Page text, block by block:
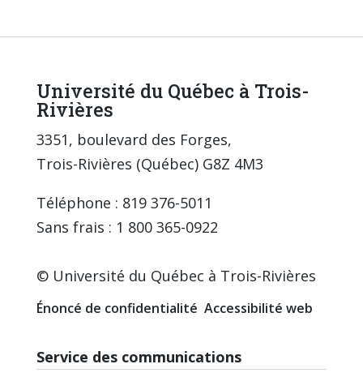
Université du Québec à Trois-
Rivières
3351, boulevard des Forges,
Trois-Rivières (Québec) G8Z 4M3
Téléphone : 819 376-5011
Sans frais : 1 800 365-0922
© Université du Québec à Trois-Rivières
Énoncé de confidentialité Accessibilité web
Service des communications